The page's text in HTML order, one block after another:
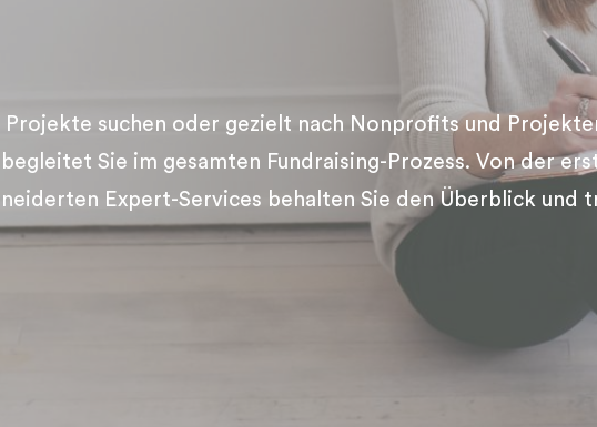
Projekte suchen oder gezielt nach Nonprofits und
Sie im gesamten Fundraising-Prozess. Von der
Expert-Services behalten Sie den Überblick